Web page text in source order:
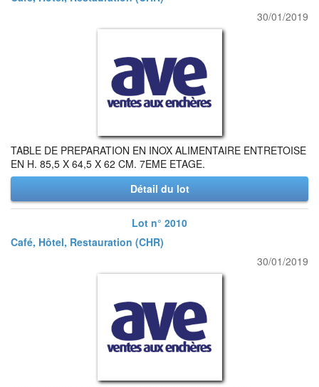
30/01/2019
TABLE DE PREPARATION EN INOX ALIMENTAIRE ENTRETOISE
EN H. 85,5 X 64,5 X 62 CM. 7EME ETAGE.
Détail du lot
Lot n° 2010
Café, Hôtel, Restauration (CHR)
30/01/2019